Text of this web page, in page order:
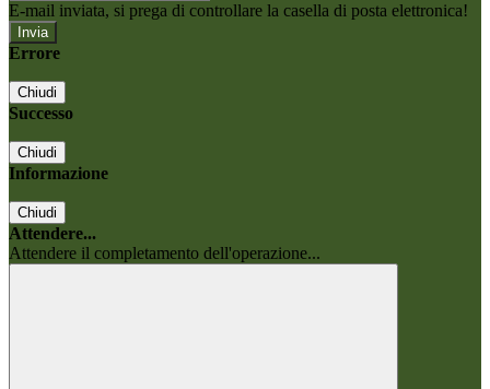
E-mail inviata, si prega di controllare la casella di posta elettronica!
Errore
Chiudi
Successo
Chiudi
Informazione
Chiudi
Attendere...
Attendere il completamento dell'operazione...